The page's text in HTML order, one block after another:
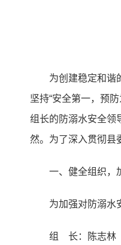
为创建稳定和谐
坚持“安全第一，预
组长的防溺水安全领
然。为了深入贯彻县
一、健全组织，
为加强对防溺水
组 长：陈志林